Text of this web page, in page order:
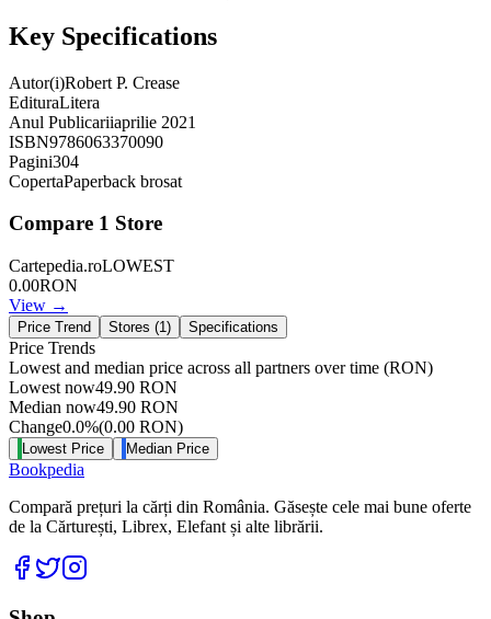
Key Specifications
Autor(i)Robert P. Crease
EdituraLitera
Anul Publicariiaprilie 2021
ISBN9786063370090
Pagini304
CopertaPaperback brosat
Compare 1 Store
Cartepedia.roLOWEST
0.00RON
View →
Price Trend Stores (1 ) Specifications
Price Trends
Lowest and median price across all partners over time (RON)
Lowest now49.90 RON
Median now49.90 RON
Change0.0%(0.00 RON)
Lowest Price Median Price
Bookpedia
Compară prețuri la cărți din România. Găsește cele mai bune oferte
de la Cărturești, Librex, Elefant și alte librării.
Facebook
Twitter